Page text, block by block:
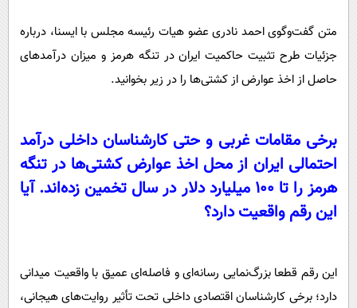
متن گفت‌وگوی احمد نادری عضو هیات رئیسه مجلس با ایسنا، درباره
جزئیات طرح تثبیت حاکمیت ایران در تنگه هرمز و میزان درآمدهای
حاصل از اخذ عوارض از کشتی‌ها را در زیر بخوانید.
برخی مقامات غربی و حتی کارشناسان داخلی درآمد
احتمالی ایران از محل اخذ عوارض کشتی‌ها در تنگه
هرمز را تا ۱۰۰ میلیارد دلار در سال تخمین زده‌اند. آیا
این رقم واقعیت دارد؟
این رقم قطعا بزرگ‌نمایی رسانه‌ای و فاصله‌ای عمیق با واقعیت میدانی
دارد؛ برخی کارشناسان اقتصادی داخلی تحت تأثیر روایت‌های هیجانی،